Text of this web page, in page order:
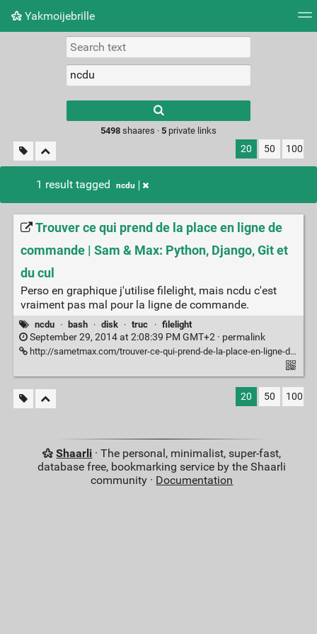
Yakmoijebrille
Picture wall
results.
5498shaares · 5private links
20 50 100
1 result tagged ncdu
Trouver ce qui prend de la place en ligne de
commande | Sam & Max: Python, Django, Git et
du cul
Perso en graphique j'utilise filelight, mais ncdu c'est
vraiment pas mal pour la ligne de commande.
ncdu · bash · disk · truc · filelight
September 29, 2014 at 2:08:39 PM GMT+2 · permalink
http://sametmax.com/trouver-ce-qui-prend-de-la-place-en-ligne-de-commande/
20 50 100
Shaarli · The personal, minimalist, super-fast,
database free, bookmarking service by the Shaarli
community · Documentation